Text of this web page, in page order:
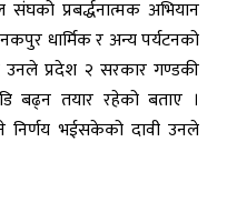
प्रबर्द्धनात्मक अभियान
धार्मिक र अन्य पर्यटनको
प्रदेश २ सरकार गण्डकी
बढ्न तयार रहेको बताए ।
भईसकेको दावी उनले